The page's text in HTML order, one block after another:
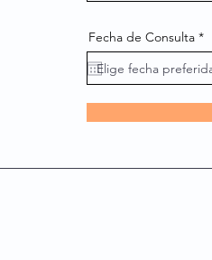
Fecha de Consulta *r
e
q
u
i
r
d